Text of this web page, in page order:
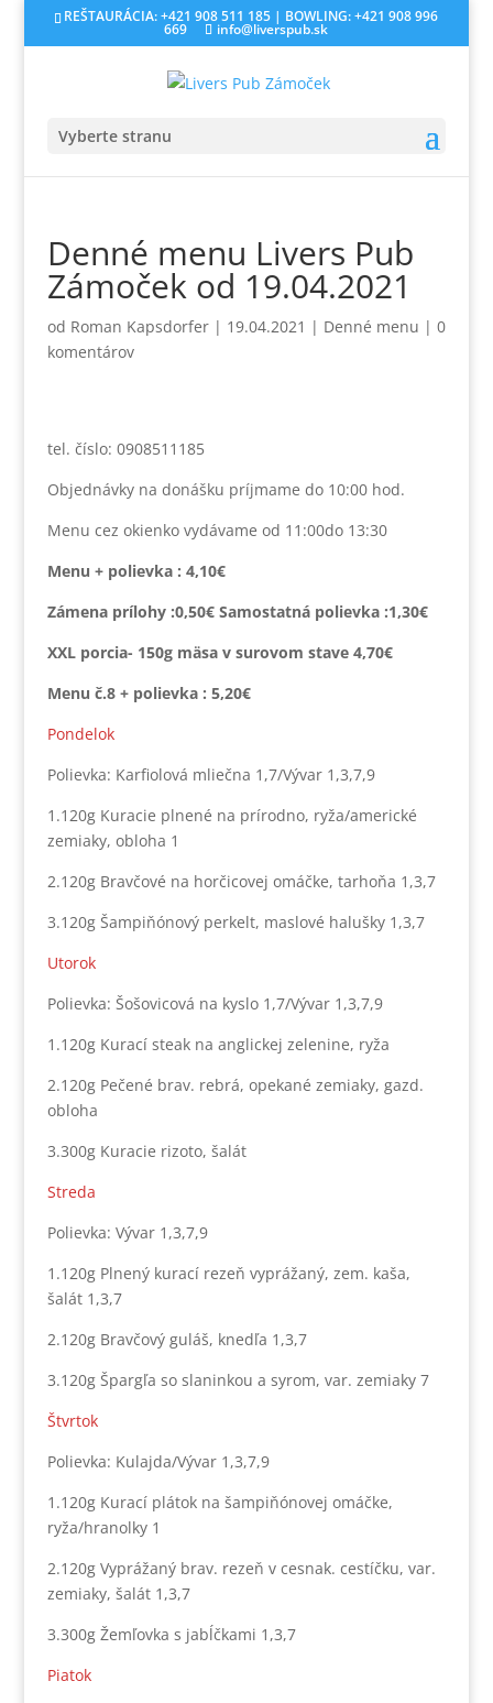
REŠTAURÁCIA: +421 908 511 185 | BOWLING: +421 908 996
669 info@liverspub.sk
Vyberte stranu
Denné menu Livers Pub
Zámoček od 19.04.2021
od Roman Kapsdorfer| 19.04.2021 | Denné menu | 0
komentárov
tel. číslo: 0908511185
Objednávky na donášku príjmame do 10:00 hod.
Menu cez okienko vydávame od 11:00do 13:30
Menu + polievka : 4,10€
Zámena prílohy :0,50€ Samostatná polievka :1,30€
XXL porcia- 150g mäsa v surovom stave 4,70€
Menu č.8 + polievka : 5,20€
Pondelok
Polievka: Karfiolová mliečna 1,7/Vývar 1,3,7,9
1.120g Kuracie plnené na prírodno, ryža/americké
zemiaky, obloha 1
2.120g Bravčové na horčicovej omáčke, tarhoňa 1,3,7
3.120g Šampiňónový perkelt, maslové halušky 1,3,7
Utorok
Polievka: Šošovicová na kyslo 1,7/Vývar 1,3,7,9
1.120g Kurací steak na anglickej zelenine, ryža
2.120g Pečené brav. rebrá, opekané zemiaky, gazd.
obloha
3.300g Kuracie rizoto, šalát
Streda
Polievka: Vývar 1,3,7,9
1.120g Plnený kurací rezeň vyprážaný, zem. kaša,
šalát 1,3,7
2.120g Bravčový guláš, knedľa 1,3,7
3.120g Špargľa so slaninkou a syrom, var. zemiaky 7
Štvrtok
Polievka: Kulajda/Vývar 1,3,7,9
1.120g Kurací plátok na šampiňónovej omáčke,
ryža/hranolky 1
2.120g Vyprážaný brav. rezeň v cesnak. cestíčku, var.
zemiaky, šalát 1,3,7
3.300g Žemľovka s jabĺčkami 1,3,7
Piatok